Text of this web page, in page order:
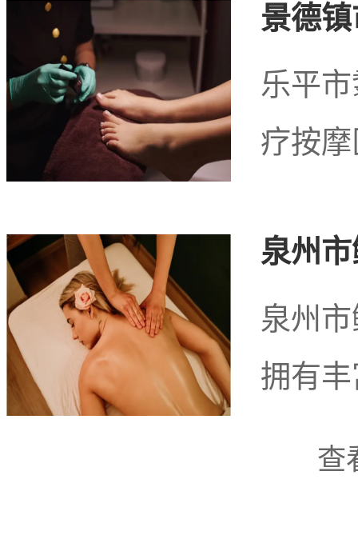
务娱乐
武汉市武昌区水果
情享受商务洽谈和娱乐
的区域，有几家商务KTV
一是“绝对音乐
景德
乐平
疗按
泉州
泉州
拥有
查